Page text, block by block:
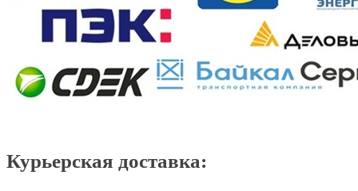
Курьерская доставка: